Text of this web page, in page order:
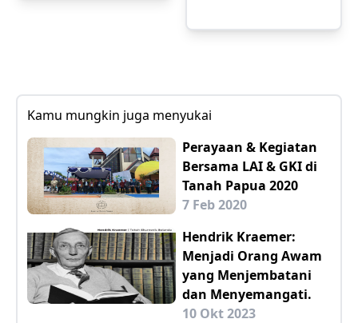
Kamu mungkin juga menyukai
Perayaan & Kegiatan
Bersama LAI & GKI di
Tanah Papua 2020
7 Feb 2020
Hendrik Kraemer:
Menjadi Orang Awam
yang Menjembatani
dan Menyemangati.
10 Okt 2023